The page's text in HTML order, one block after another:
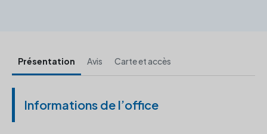
Présentation Avis Carte et accès
Informations de l’office